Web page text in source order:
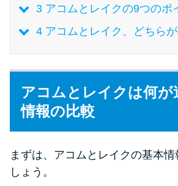
最速！最短40分
ードローン
特集ページ一覧
種類や特徴で探す
銀行カードロー
の理由
3アコムとレイクの9つのポ
4アコムとレイク、どちらが
アコムとレイクは何が
情報の比較
まずは、アコムとレイクの基本
しょう。